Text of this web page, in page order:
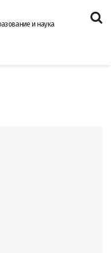
и наука